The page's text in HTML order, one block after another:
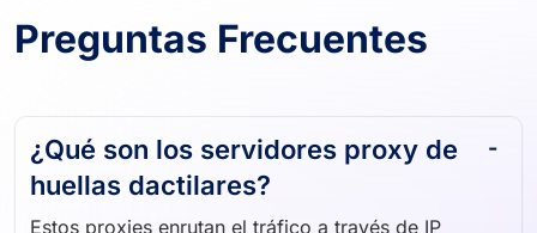
Preguntas Frecuentes
¿Qué son los servidores proxy de
huellas dactilares?
Estos proxies enrutan el tráfico a través de IP